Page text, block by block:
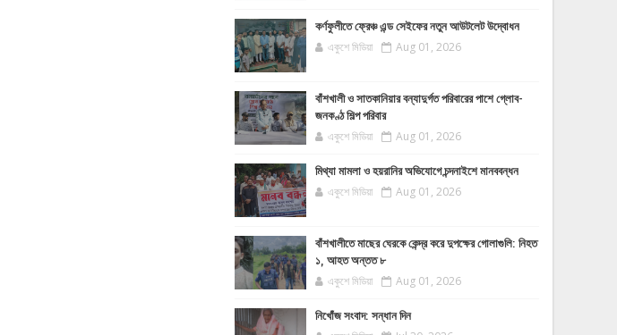
কর্ণফুলীতে ফ্রেঞ্চ এন্ড সেইফের নতুন আউটলেট উদ্বোধন
একুশে মিডিয়া Aug 01, 2026
বাঁশখালী ও সাতকানিয়ার বন্যাদুর্গত পরিবারের পাশে গ্লোব-
জনকণ্ঠ শিল্প পরিবার
একুশে মিডিয়া Aug 01, 2026
মিথ্যা মামলা ও হয়রানির অভিযোগে চন্দনাইশে মানববন্ধন
একুশে মিডিয়া Aug 01, 2026
বাঁশখালীতে মাছের ঘেরকে কেন্দ্র করে দুপক্ষের গোলাগুলি: নিহত
১, আহত অন্তত ৮
একুশে মিডিয়া Aug 01, 2026
নিখোঁজ সংবাদ: সন্ধান দিন